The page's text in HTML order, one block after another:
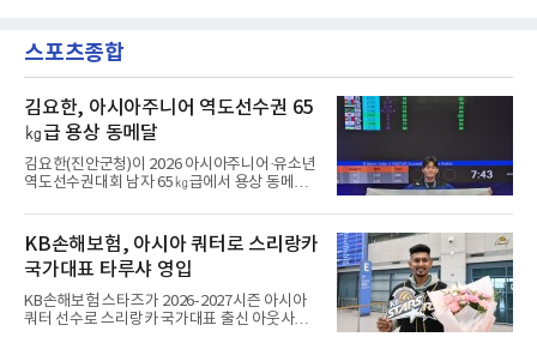
프랑스컵 1회, 리그컵 2회 우승 등을 경험했다.
이후 AS로마 임대와 바르셀로나(스페
이스타디우 두 드라강에서 열린 알베르카와의
2026-2027 포르투갈 프리메이라리가 1라운드
킥에서 나왔다. 전반 9분 안드레 실바가 상대 골
키퍼의 반칙으로 얻은 페널티킥을 직접 성공시
켰고, 전반 44분에는 가브리 베이가가 또 한 번
의 페널티킥을 침착하게 마무리했다.이로써 지
난 시즌 챔피언 포르투는 리그 2연패이자 통산
32번째 우승을 향한 첫발을 기분 좋
스포츠종합
김요한, 아시아주니어 역도선수권 65
㎏급 용상 동메달
김요한(진안군청)이 2026 아시아주니어·유소년
역도선수권대회 남자 65㎏급에서 용상 동메달
탄 타슈켄트에서 열린 경기에서 용상 156㎏으
로 3위에 올랐다. 인상은 123㎏으로 8위였고, 합
계 279㎏을 기록해 종합 5위로 대회를 마쳤다.
우승은 인상 134㎏, 용상 157㎏, 합계 291㎏으
로 세 부문을 석권한 베트남의 호앙 상 탁이 차지
했다. 인도의 마하라잔 아루무가판디안이 합계
285㎏(인상 128㎏·용상 157㎏)으로 2위, 카자
KB손해보험, 아시아 쿼터로 스리랑카
국가대표 타루샤 영입
KB손해보험 스타즈가 2026-2027시즌 아시아
쿼터 선수로 스리랑카 국가대표 출신 아웃사이